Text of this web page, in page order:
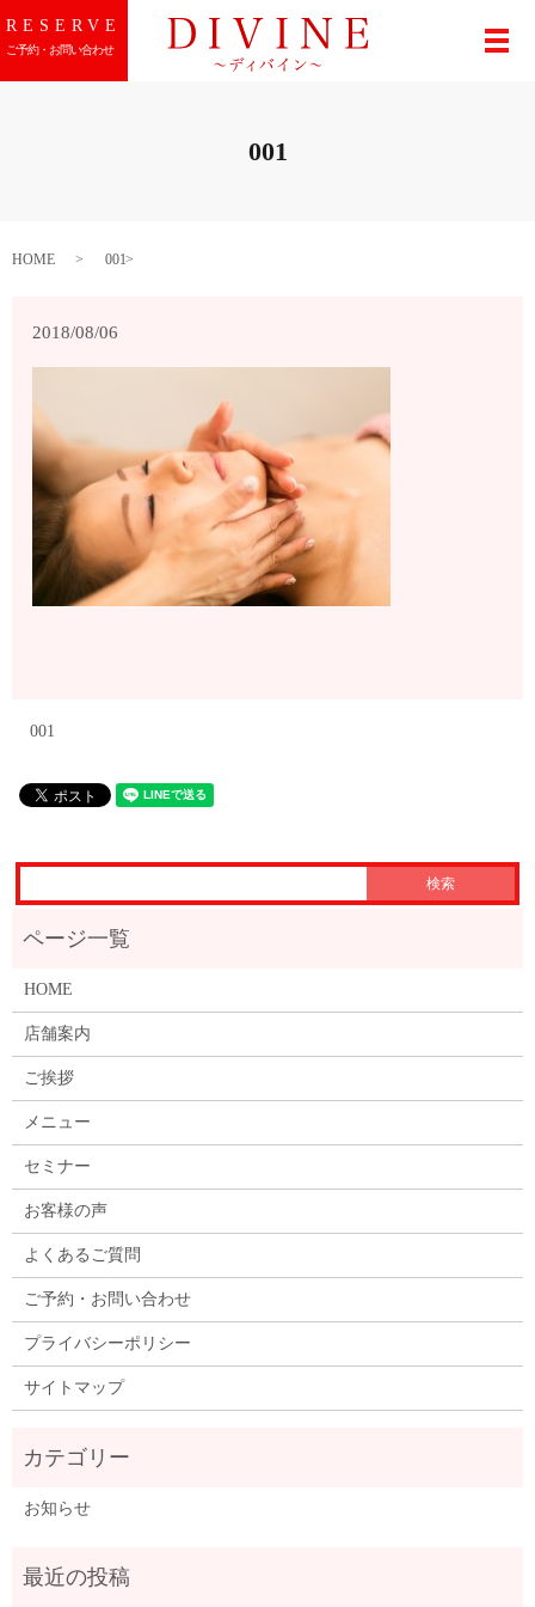
メ
RESERVE
ご予約・お問い合わせ
001
HOME 001
2018/08/06
001
HOME
店舗案内
ご挨拶
メニュー
セミナー
お客様の声
よくあるご質問
ご予約・お問い合わせ
プライバシーポリシー
サイトマップ
お知らせ